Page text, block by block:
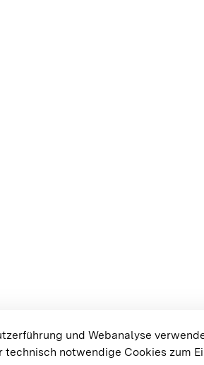
und Webanalyse
technisch notwendige Cookies zum